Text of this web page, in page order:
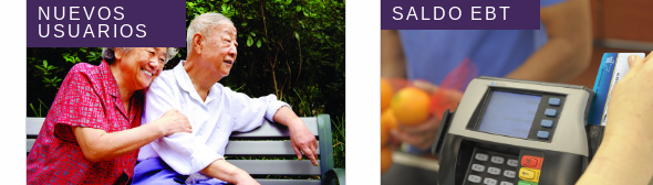
NUEVOS
USUARIOS
SALDO EBT